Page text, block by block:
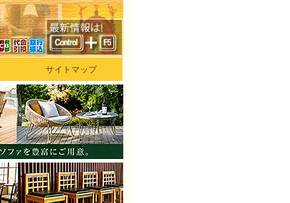
サイトマップ